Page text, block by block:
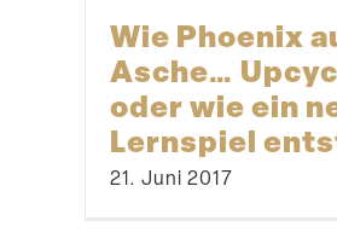
Wie Phoenix
Asche…
oder wie ein
Lernspiel
21. Juni 2017